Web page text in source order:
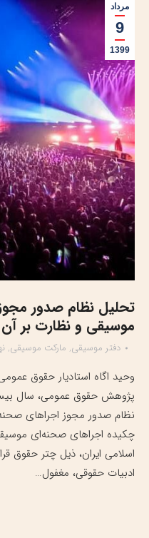
مرداد
9
1399
تحلیل نظام صدور
موسیقی و نظارت بر آن
دفتر موسیقی, مارکت موسیقی,
وحید اگاه استادیار حقوق
نظام صدور مجوز اجراهای
چکیده اجراهای صحنه‌ای
اسلامی ایران، ذیل چتر حقوق
ادبیات حقوقی، مغفول…